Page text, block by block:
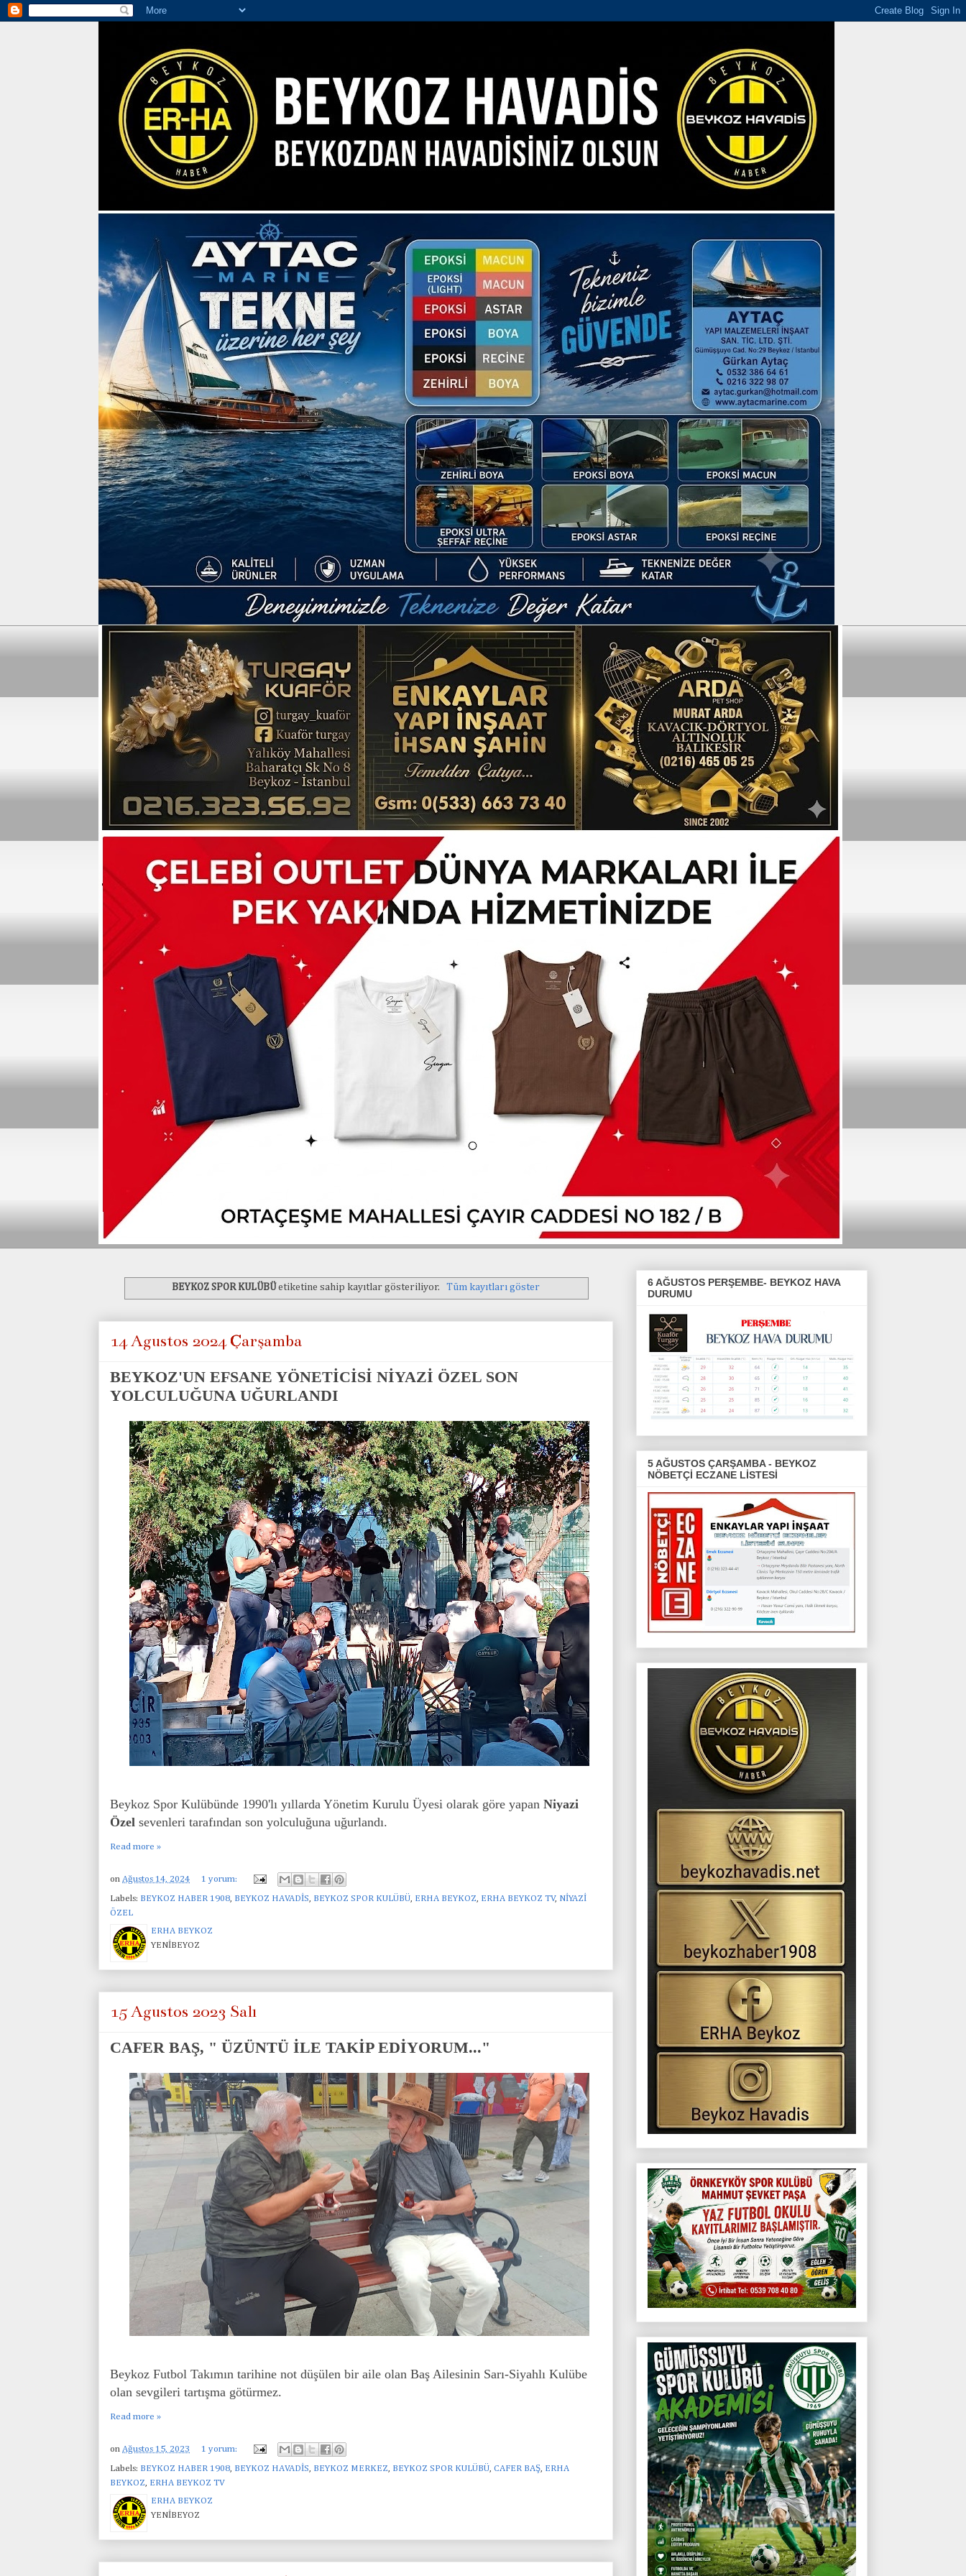
BEYKOZ SPOR KULÜBÜ etiketine sahip kayıtlar gösteriliyor. Tüm kayıtları göster
14 Ağustos 2024 Çarşamba
BEYKOZ'UN EFSANE YÖNETİCİSİ NİYAZİ ÖZEL SON
YOLCULUĞUNA UĞURLANDI
Beykoz Spor Kulübünde 1990'lı yıllarda Yönetim Kurulu Üyesi olarak göre yapan Niyazi
Özel sevenleri tarafından son yolculuğuna uğurlandı.
Read more »
on Ağustos 14, 2024 1 yorum:
Labels: BEYKOZ HABER 1908 BEYKOZ HAVADİS BEYKOZ SPOR KULÜBÜ ERHA BEYKOZ ERHA BEYKOZ TV, NİYAZİ
ÖZEL
ERHA BEYKOZ
YENİBEYOZ
15 Ağustos 2023 Salı
CAFER BAŞ, " ÜZÜNTÜ İLE TAKİP EDİYORUM..."
Beykoz Futbol Takımın tarihine not düşülen bir aile olan Baş Ailesinin Sarı-Siyahlı Kulübe
olan sevgileri tartışma götürmez.
Read more »
on Ağustos 15, 2023 1 yorum:
Labels: BEYKOZ HABER 1908 BEYKOZ HAVADİS BEYKOZ MERKEZ BEYKOZ SPOR KULÜBÜ CAFER BAŞ ERHA
BEYKOZ
ERHA BEYKOZ TV
ERHA BEYKOZ
YENİBEYOZ
6 AĞUSTOS PERŞEMBE- BEYKOZ HAVA
DURUMU
5 AĞUSTOS ÇARŞAMBA - BEYKOZ
NÖBETÇİ ECZANE LİSTESİ